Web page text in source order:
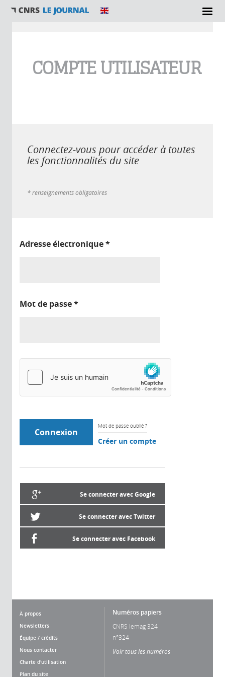
COMPTE UTILISATEUR
Connectez-vous pour accéder à toutes
les fonctionnalités du site
* renseignements obligatoires
Adresse électronique*
Mot de passe*
Mot de passe oublié ?
Créer un compte
Se connecter avec Google
Se connecter avec Twitter
Se connecter avec Facebook
À propos
Newsletters
Équipe / crédits
Nous contacter
Charte d'utilisation
Plan du site
Numéros papiers
CNRS lemag 324
n°324
Voir tous les numéros